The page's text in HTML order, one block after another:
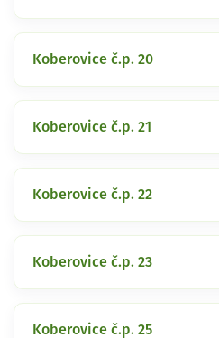
Koberovice č.p. 20
Koberovice č.p. 21
Koberovice č.p. 22
Koberovice č.p. 23
Koberovice č.p. 25